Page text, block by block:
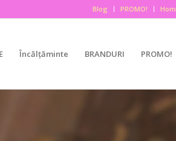
Blog PROMO!
Încălțăminte BRANDURI PROMO!